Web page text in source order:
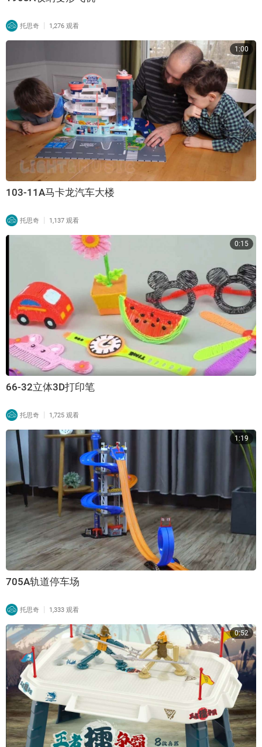
托思奇 | 1,276 观看
1:00
103-11A马卡龙汽车大楼
托思奇 | 1,137 观看
0:15
66-32立体3D打印笔
托思奇 | 1,725 观看
1:19
705A轨道停车场
托思奇 | 1,333 观看
0:52